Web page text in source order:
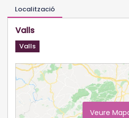
Localització
Valls
Valls
Veure